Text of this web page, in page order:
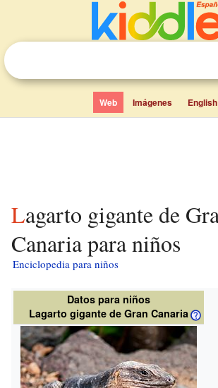
Web Imágenes English
Lagarto gigante de Gran
Canaria para niños
Enciclopedia para niños
Datos para niños
Lagarto gigante de Gran Canaria